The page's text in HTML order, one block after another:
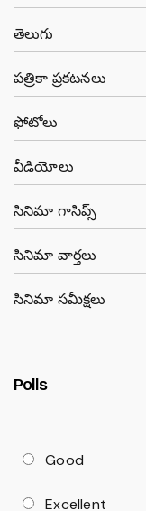
తెలుగు
పత్రికా ప్రకటనలు
ఫోటోలు
వీడియోలు
సినిమా గాసిప్స్
సినిమా వార్తలు
సినిమా సమీక్షలు
Polls
Good
Excellent